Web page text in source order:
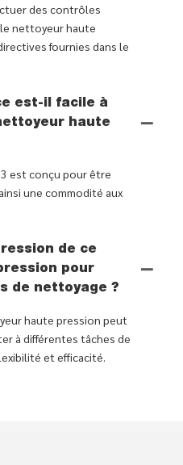
des contrôles
nettoyeur haute
fournies dans le
est-il facile à
haute
est conçu pour être
une commodité aux
de ce
pour
de nettoyage ?
haute pression peut
à différentes tâches de
et efficacité.